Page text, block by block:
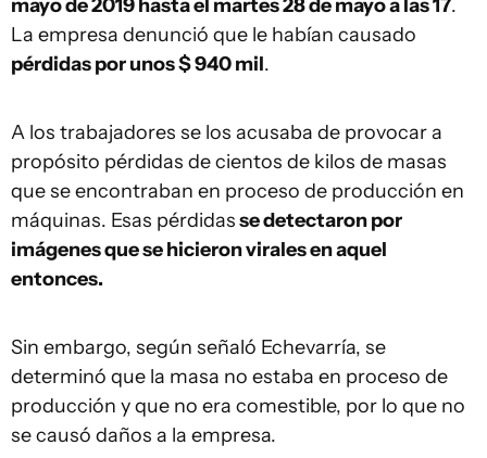
mayo de 2019 hasta el martes 28 de mayo a las 17.
La empresa denunció que le habían causado
pérdidas por unos $ 940 mil.
A los trabajadores se los acusaba de provocar a
propósito pérdidas de cientos de kilos de masas
que se encontraban en proceso de producción en
máquinas. Esas pérdidasse detectaron por
imágenes que se hicieron virales en aquel
entonces.
Sin embargo, según señaló Echevarría, se
determinó que la masa no estaba en proceso de
producción y que no era comestible, por lo que no
se causó daños a la empresa.